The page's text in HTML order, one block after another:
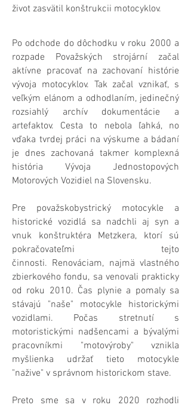
život zasvätil konštrukcii motocyklov.
Po odchode do dôchodku v roku 2000 a
rozpade Považských strojární začal
aktívne pracovať na zachovaní histórie
vývoja motocyklov. Tak začal vznikať, s
veľkým elánom a odhodlaním, jedinečný
rozsiahlý archív dokumentácie a
artefaktov. Cesta to nebola ľahká, no
vďaka tvrdej práci na výskume a bádaní
je dnes zachovaná takmer komplexná
história Vývoja Jednostopových
Motorových Vozidiel na Slovensku.
Pre považskobystrický motocykle a
historické vozidlá sa nadchli aj syn a
vnuk konštruktéra Metzkera, ktorí sú
pokračovateľmi tejto
činnosti. Renováciam, najmä vlastného
zbierkového fondu, sa venovali prakticky
od roku 2010. Čas plynie a pomaly sa
stávajú "naše" motocykle historickými
vozidlami. Počas stretnutí s
motoristickými nadšencami a bývalými
pracovníkmi "motovýroby" vznikla
myšlienka udržať tieto motocykle
"nažive" v správnom historickom stave.
Preto sme sa v roku 2020 rozhodli